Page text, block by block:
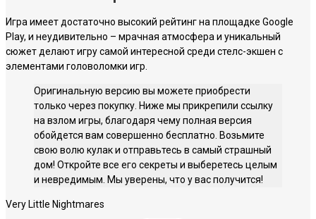
Игра имеет достаточно высокий рейтинг на площадке Google
Play, и неудивительно – мрачная атмосфера и уникальный
сюжет делают игру самой интересной среди стелс-экшен с
элементами головоломки игр.
Оригинальную версию вы можете приобрести
только через покупку. Ниже мы прикрепили ссылку
на взлом игры, благодаря чему полная версия
обойдется вам совершенно бесплатно. Возьмите
свою волю кулак и отправьтесь в самый страшный
дом! Откройте все его секреты и выберетесь целым
и невредимым. Мы уверены, что у вас получится!
Very Little Nightmares